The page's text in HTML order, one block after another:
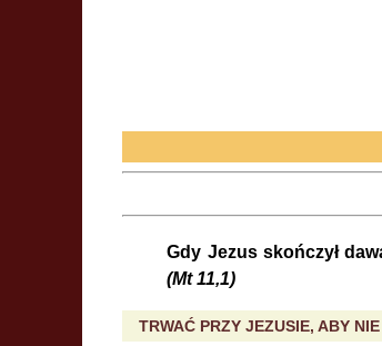
Gdy Jezus skończył
(Mt 11,1)
TRWAĆ PRZY JEZUSIE, ABY